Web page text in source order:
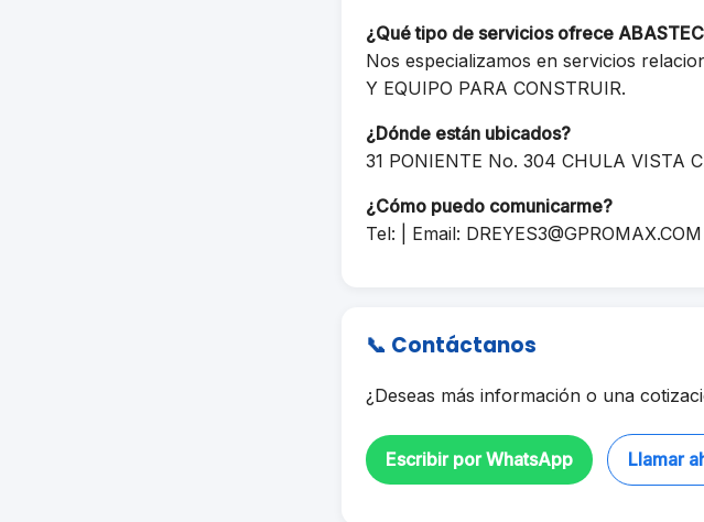
¿Qué tipo de servicios ofrece
Nos especializamos en servicios
Y EQUIPO PARA CONSTRUIR.
¿Dónde están ubicados?
31 PONIENTE No. 304 CHULA VISTA
¿Cómo puedo comunicarme?
Tel: | Email: DREYES3@GPROMAX.COM
📞 Contáctanos
¿Deseas más información o una
Escribir por WhatsApp Llamar